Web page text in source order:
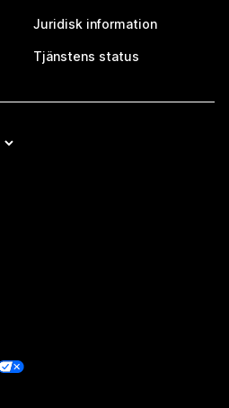
Juridisk information
Tjänstens status